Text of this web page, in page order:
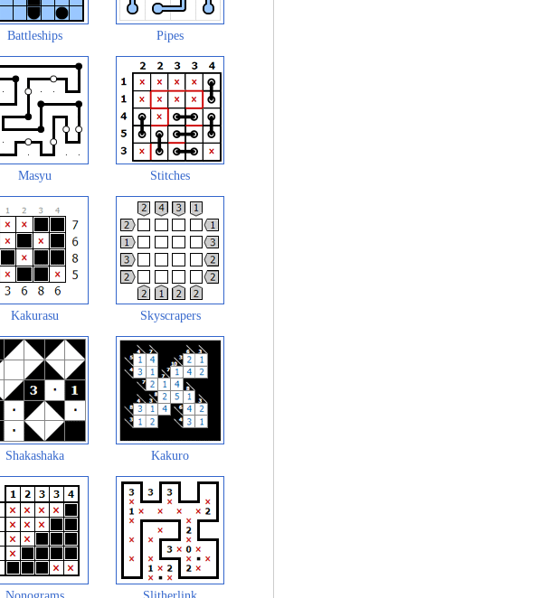
Battleships Pipes
Masyu Stitches
Kakurasu Skyscrapers
Shakashaka Kakuro
Nonograms Slitherlink